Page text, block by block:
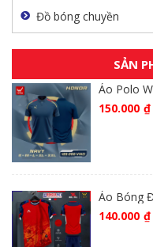
Đồ bóng chuyền
SẢN
Áo Polo
150.000 ₫
Áo Bóng
140.000 ₫